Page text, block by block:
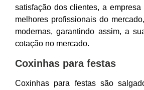
satisfação dos clientes, a
melhores profissionais do
modernas, garantindo assim, a
cotação no mercado.
Coxinhas para festas
Coxinhas para festas são